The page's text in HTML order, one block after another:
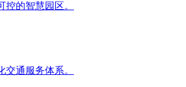
的智慧园区。
通服务体系。